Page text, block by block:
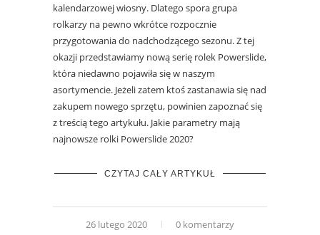
kalendarzowej wiosny. Dlatego spora grupa
rolkarzy na pewno wkrótce rozpocznie
przygotowania do nadchodzącego sezonu. Z tej
okazji przedstawiamy nową serię rolek Powerslide,
która niedawno pojawiła się w naszym
asortymencie. Jeżeli zatem ktoś zastanawia się nad
zakupem nowego sprzętu, powinien zapoznać się
z treścią tego artykułu. Jakie parametry mają
najnowsze rolki Powerslide 2020?
CZYTAJ CAŁY ARTYKUŁ
26 lutego 2020 0 komentarzy